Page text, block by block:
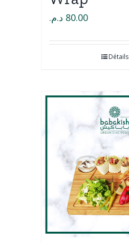
80.00 د.م.
Détails